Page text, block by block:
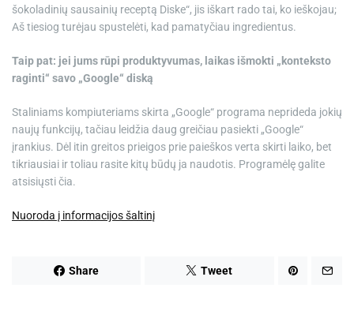
šokoladinių sausainių receptą Diske“, jis iškart rado tai, ko ieškojau;
Aš tiesiog turėjau spustelėti, kad pamatyčiau ingredientus.
Taip pat: jei jums rūpi produktyvumas, laikas išmokti „konteksto
raginti“ savo „Google“ diską
Staliniams kompiuteriams skirta „Google“ programa neprideda jokių
naujų funkcijų, tačiau leidžia daug greičiau pasiekti „Google“
įrankius. Dėl itin greitos prieigos prie paieškos verta skirti laiko, bet
tikriausiai ir toliau rasite kitų būdų ja naudotis. Programėlę galite
atsisiųsti čia.
Nuoroda į informacijos šaltinį
Share Tweet